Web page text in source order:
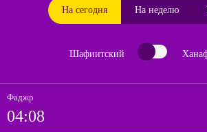
На сегодня На неделю
Шафиитский
Фаджр
04:08